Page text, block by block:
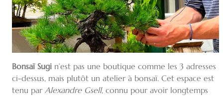
Bonsaï Sugi n’est pas une boutique comme les 3 adresses
ci-dessus, mais plutôt un atelier à bonsaï. Cet espace est
tenu par Alexandre Gsell, connu pour avoir longtemps